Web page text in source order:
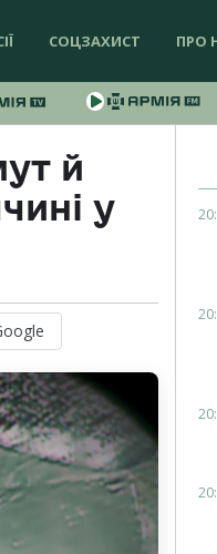
СОЦЗАХИСТ ПРО
й
у